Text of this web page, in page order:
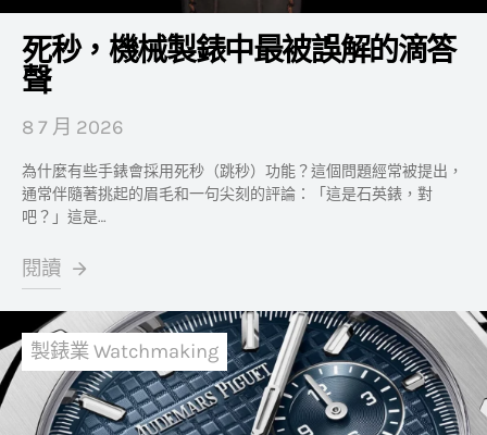
死秒，機械製錶中最被誤解的滴答
聲
8 7 月 2026
為什麼有些手錶會採用死秒（跳秒）功能？這個問題經常被提出，
通常伴隨著挑起的眉毛和一句尖刻的評論：「這是石英錶，對
吧？」這是…
閱讀
製錶業 Watchmaking